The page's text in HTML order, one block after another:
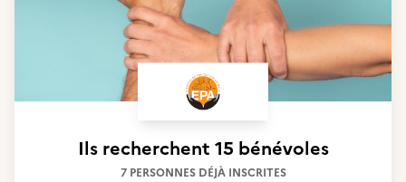
Ils recherchent 15 bénévoles
7 PERSONNES DÉJÀ INSCRITES